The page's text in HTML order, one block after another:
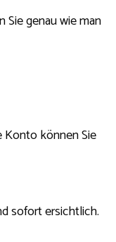
genau wie man
Konto können Sie
sofort ersichtlich.